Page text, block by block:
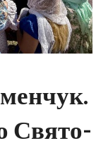
Свято-